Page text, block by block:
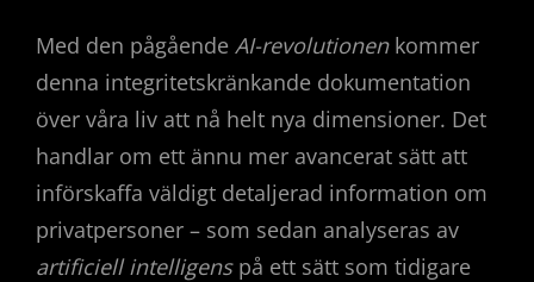
Med den pågående AI-revolutionenkommer
denna integritetskränkande dokumentation
över våra liv att nå helt nya dimensioner. Det
handlar om ett ännu mer avancerat sätt att
införskaffa väldigt detaljerad information om
privatpersoner – som sedan analyseras av
artificiell intelligens på ett sätt som tidigare